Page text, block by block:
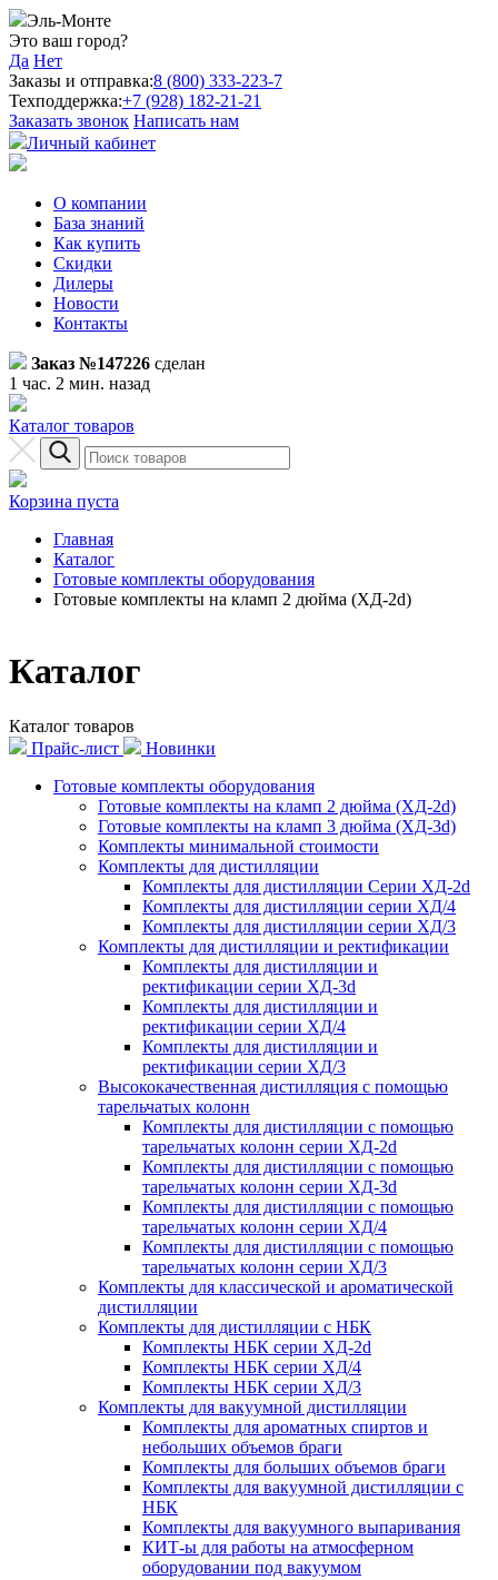
Эль-Монте
Это ваш город?
Да Нет
Заказы и отправка:8 (800) 333-223-7
Техподдержка:+7 (928) 182-21-21
Заказать звонок Написать нам
Личный кабинет
О компании
База знаний
Как купить
Скидки
Дилеры
Новости
Контакты
Заказ №147226 сделан
1 час. 2 мин. назад
Каталог товаров
Корзина пуста
Главная
Каталог
Готовые комплекты оборудования
Готовые комплекты на кламп 2 дюйма (ХД-2d)
Каталог
Каталог товаров
Прайс-лист
Новинки
Готовые комплекты оборудования
Готовые комплекты на кламп 2 дюйма (ХД-2d)
Готовые комплекты на кламп 3 дюйма (ХД-3d)
Комплекты минимальной стоимости
Комплекты для дистилляции
Комплекты для дистилляции Серии ХД-2d
Комплекты для дистилляции серии ХД/4
Комплекты для дистилляции серии ХД/3
Комплекты для дистилляции и ректификации
Комплекты для дистилляции и
ректификации серии ХД-3d
Комплекты для дистилляции и
ректификации серии ХД/4
Комплекты для дистилляции и
ректификации серии ХД/3
Высококачественная дистилляция с помощью
тарельчатых колонн
Комплекты для дистилляции с помощью
тарельчатых колонн серии ХД-2d
Комплекты для дистилляции с помощью
тарельчатых колонн серии ХД-3d
Комплекты для дистилляции с помощью
тарельчатых колонн серии ХД/4
Комплекты для дистилляции с помощью
тарельчатых колонн серии ХД/3
Комплекты для классической и ароматической
дистилляции
Комплекты для дистилляции с НБК
Комплекты НБК серии ХД-2d
Комплекты НБК серии ХД/4
Комплекты НБК серии ХД/3
Комплекты для вакуумной дистилляции
Комплекты для ароматных спиртов и
небольших объемов браги
Комплекты для больших объемов браги
Комплекты для вакуумной дистилляции с
НБК
Комплекты для вакуумного выпаривания
КИТ-ы для работы на атмосферном
оборудовании под вакуумом